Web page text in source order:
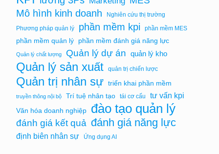
Mô hình kinh doanh
Nghiên cứu thị trường
Phương pháp quản lý
phần mềm kpi phần mềm MES
phần mềm quản lý phần mềm đánh giá năng lực
Quản lý chất lượng Quản lý dự án quản lý kho
Quản lý sản xuất quản trị chiến lược
Quản trị nhân sự triển khai phần mềm
truyền thông nội bộ Trí tuệ nhân tạo tái cơ cấu tư vấn kpi
Văn hóa doanh nghiệp đào tạo quản lý
đánh giá kết quả đánh giá năng lực
định biên nhân sự Ứng dụng AI